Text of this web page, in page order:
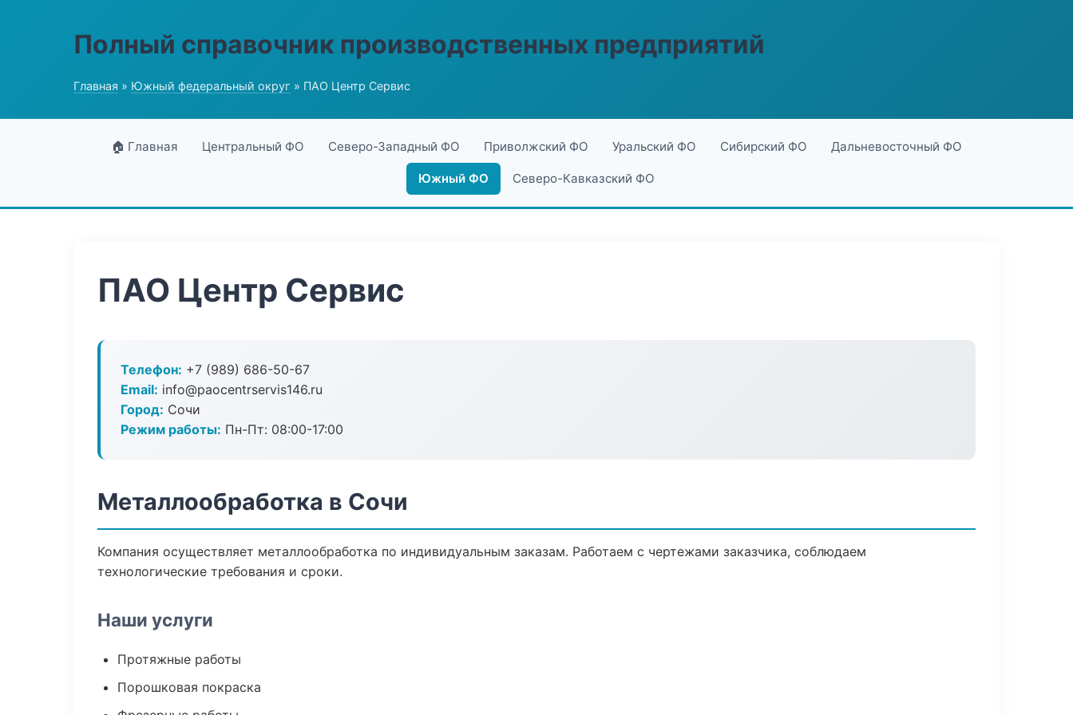
Полный справочник производственных предприятий
Главная » Южный федеральный округ » ПАО Центр Сервис
🏠 Главная Центральный ФО Северо-Западный ФО Приволжский ФО Уральский ФО Сибирский ФО Дальневосточный ФО
Южный ФО Северо-Кавказский ФО
ПАО Центр Сервис
Телефон: +7 (989) 686-50-67
Email: info@paocentrservis146.ru
Город: Сочи
Режим работы: Пн-Пт: 08:00-17:00
Металлообработка в Сочи
Компания осуществляет металлообработка по индивидуальным заказам. Работаем с чертежами заказчика, соблюдаем
технологические требования и сроки.
Наши услуги
Протяжные работы
Порошковая покраска